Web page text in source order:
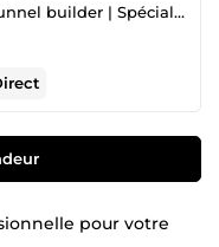
Graphiste (autoédition) | Funnel builder | Spécialiste Amazon KDP & Marketing Digital
pour votre